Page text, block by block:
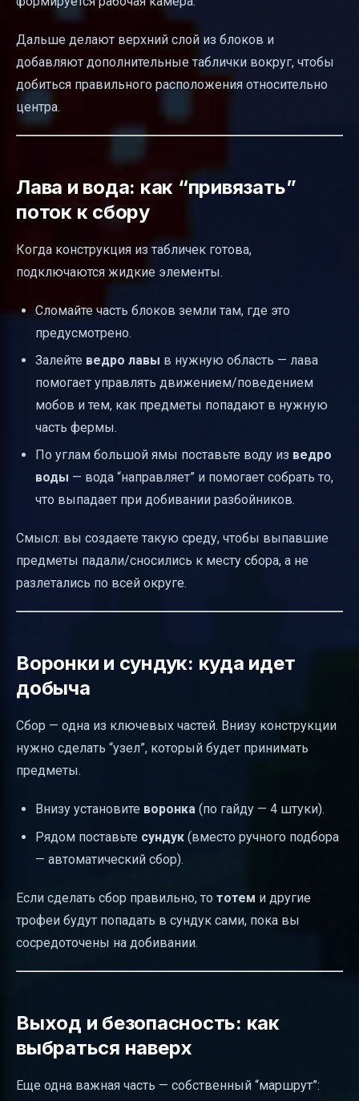
Дальше делают верхний слой из блоков и
добавляют дополнительные таблички вокруг, чтобы
добиться правильного расположения относительно
центра.
Лава и вода: как “привязать”
поток к сбору
Когда конструкция из табличек готова,
подключаются жидкие элементы.
Сломайте часть блоков земли там, где это
предусмотрено.
Залейте ведро лавы в нужную область — лава
помогает управлять движением/поведением
мобов и тем, как предметы попадают в нужную
часть фермы.
По углам большой ямы поставьте воду из ведро
воды — вода “направляет” и помогает собрать то,
что выпадает при добивании разбойников.
Смысл: вы создаете такую среду, чтобы выпавшие
предметы падали/сносились к месту сбора, а не
разлетались по всей округе.
Воронки и сундук: куда идет
добыча
Сбор — одна из ключевых частей. Внизу конструкции
нужно сделать “узел”, который будет принимать
предметы.
Внизу установите воронка (по гайду — 4 штуки).
Рядом поставьте сундук (вместо ручного подбора
— автоматический сбор).
Если сделать сбор правильно, то тотем и другие
трофеи будут попадать в сундук сами, пока вы
сосредоточены на добивании.
Выход и безопасность: как
выбраться наверх
Еще одна важная часть — собственный “маршрут”: